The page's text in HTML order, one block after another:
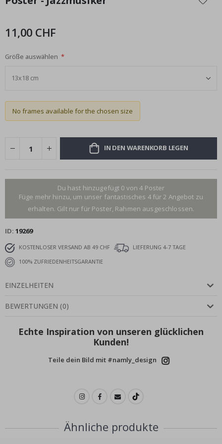
der
11,00 CHF
Größe auswählen
No frames available for the chosen size
IN DEN WARENKORB LEGEN
Du hast hinzugefügt 0 von 4 Poster
Füge mehr hinzu, um unser fantastisches 4 für 2 Angebot zu
erhalten. Gilt nur für Poster, Rahmen ausgeschlossen.
ID 19269
KOSTENLOSER VERSAND AB 49 CHF
LIEFERUNG 4-7 TAGE
100% ZUFRIEDENHEITSGARANTIE
EINZELHEITEN
BEWERTUNGEN (0)
Echte Inspiration von unseren glücklichen
Kunden!
Teile dein Bild mit #namly_design
Ähnliche produkte